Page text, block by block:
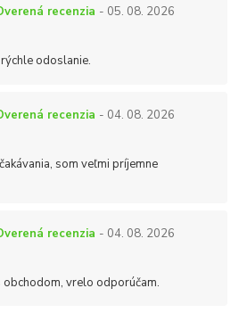
recenzia - 05. 08. 2026
odoslanie.
recenzia - 04. 08. 2026
som veľmi príjemne
recenzia - 04. 08. 2026
obchodom, vrelo odporúčam.